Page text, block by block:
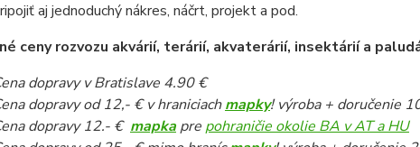
aj jednoduchý nákres, náčrt, projekt a pod.
ceny rozvozu akvárií, terárií, akvaterárií, insektárií a
dopravy v Bratislave 4.90 €
dopravy od 12,- € v hraniciachmapky! výroba + doručenie
dopravy 12.- € mapkapre pohraničie okolie BA v AT a HU